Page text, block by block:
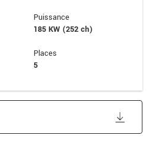
Puissance
185 KW (252 ch)
Places
5